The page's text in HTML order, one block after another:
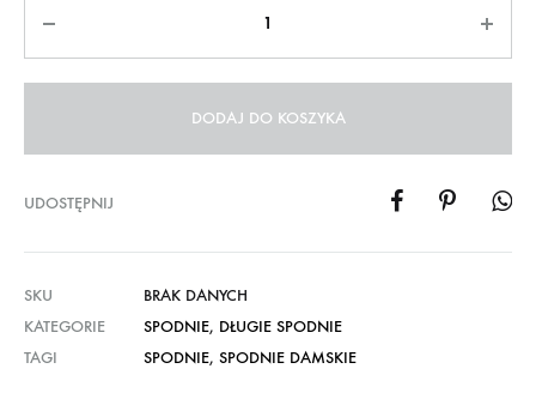
DODAJ DO KOSZYKA
UDOSTĘPNIJ
SKU
BRAK DANYCH
KATEGORIE
SPODNIE, DŁUGIE SPODNIE
TAGI
SPODNIE, SPODNIE DAMSKIE